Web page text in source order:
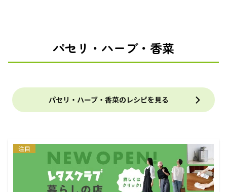
パセリ・ハーブ・香菜
パセリ・ハーブ・香菜のレシピを見る
注目